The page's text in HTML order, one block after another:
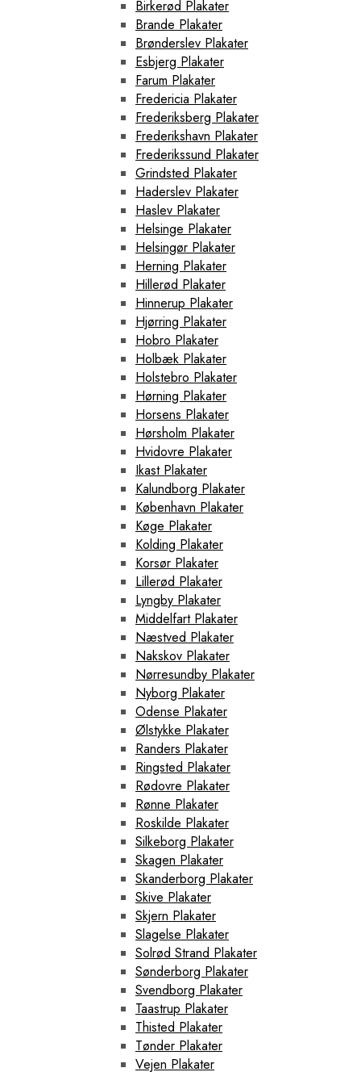
Birkerød Plakater
Brande Plakater
Brønderslev Plakater
Esbjerg Plakater
Farum Plakater
Fredericia Plakater
Frederiksberg Plakater
Frederikshavn Plakater
Frederikssund Plakater
Grindsted Plakater
Haderslev Plakater
Haslev Plakater
Helsinge Plakater
Helsingør Plakater
Herning Plakater
Hillerød Plakater
Hinnerup Plakater
Hjørring Plakater
Hobro Plakater
Holbæk Plakater
Holstebro Plakater
Hørning Plakater
Horsens Plakater
Hørsholm Plakater
Hvidovre Plakater
Ikast Plakater
Kalundborg Plakater
København Plakater
Køge Plakater
Kolding Plakater
Korsør Plakater
Lillerød Plakater
Lyngby Plakater
Middelfart Plakater
Næstved Plakater
Nakskov Plakater
Nørresundby Plakater
Nyborg Plakater
Odense Plakater
Ølstykke Plakater
Randers Plakater
Ringsted Plakater
Rødovre Plakater
Rønne Plakater
Roskilde Plakater
Silkeborg Plakater
Skagen Plakater
Skanderborg Plakater
Skive Plakater
Skjern Plakater
Slagelse Plakater
Solrød Strand Plakater
Sønderborg Plakater
Svendborg Plakater
Taastrup Plakater
Thisted Plakater
Tønder Plakater
Vejen Plakater